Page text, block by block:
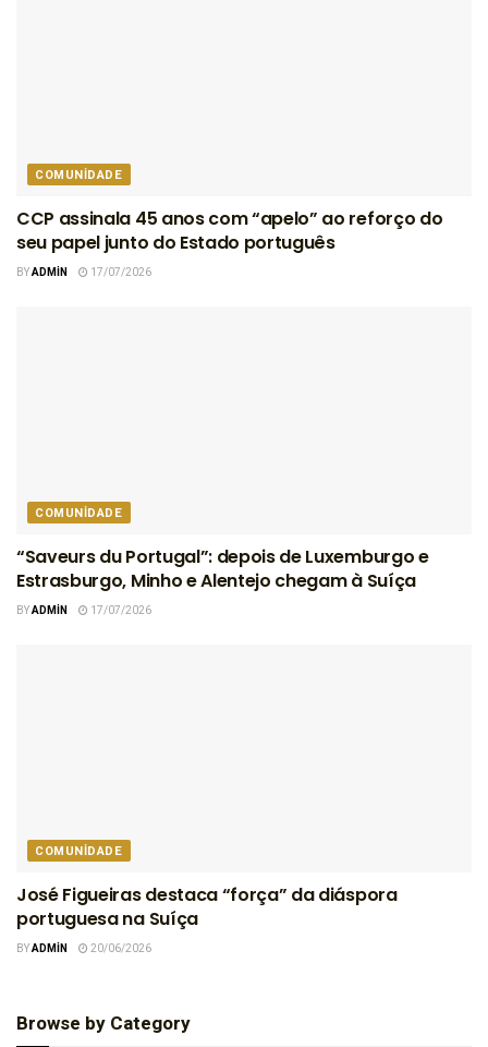
COMUNIDADE
CCP assinala 45 anos com “apelo” ao reforço do
seu papel junto do Estado português
BYADMIN 17/07/2026
COMUNIDADE
“Saveurs du Portugal”: depois de Luxemburgo e
Estrasburgo, Minho e Alentejo chegam à Suíça
BYADMIN 17/07/2026
COMUNIDADE
José Figueiras destaca “força” da diáspora
portuguesa na Suíça
BYADMIN 20/06/2026
Browse by Category